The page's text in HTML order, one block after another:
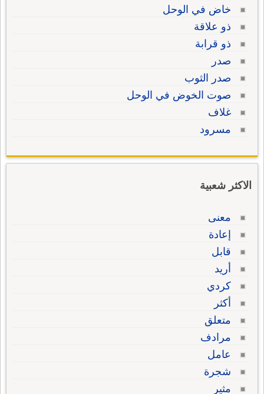
خاض في الوحل
ذو علاقة
ذو قرابة
صدر
صدر الثوب
صوت الخوض في الوحل
غلاف
مسرود
الاكثر شعبية
معنى
إعادة
قابل
أريد
كردي
أكثر
متعلق
مرادف
عامل
شجرة
مثير